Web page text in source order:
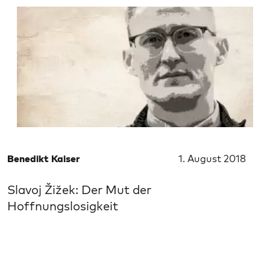
Benedikt Kaiser 1. August 2018
Slavoj Žižek: Der Mut der
Hoffnungslosigkeit